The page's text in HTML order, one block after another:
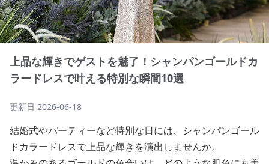
上品な輝きでゲストを魅了！シャンパンゴールドカ
ラードレスで叶える特別な瞬間10選
更新日 2026-06-18
結婚式やパーティーなど特別な日には、シャンパンゴール
ドカラードレスで上品な輝きを演出しませんか。